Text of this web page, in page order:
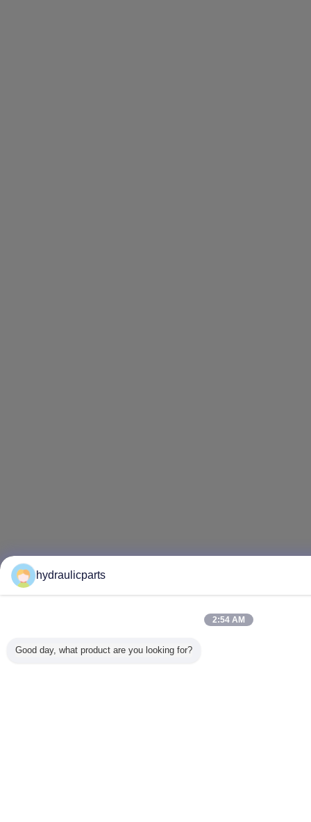
hydraulicparts
2:54 AM
Good day, what product are you looking for?